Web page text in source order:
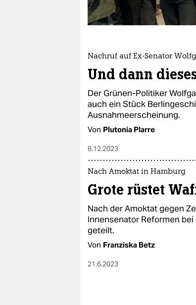
fragen & hilfe
abo
genossenschaft
epaper login
Nachruf auf Ex-Senator
Und dann
Der Grünen-Politiker
auch ein Stück
Ausnahmeerscheinung.
Von Plutonia Plarre
8.12.2023
Nach Amoktat in Hamburg
Grote rüstet
Nach der Amoktat gegen
Innensenator Reformen
geteilt.
Von Franziska Betz
21.6.2023